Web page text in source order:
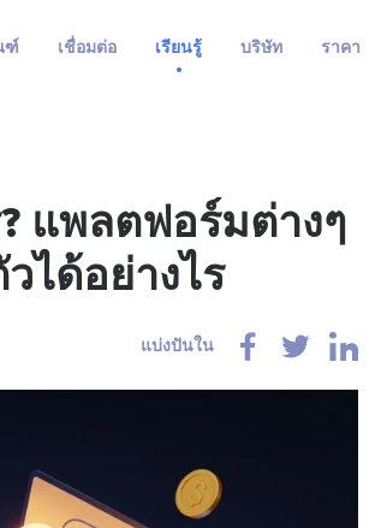
ฑ์ เชื่อมต่อ เรียนรู้ บริษัท ราคา
แพลตฟอร์มต่างๆ
ได้อย่างไร
แบ่งปันใน